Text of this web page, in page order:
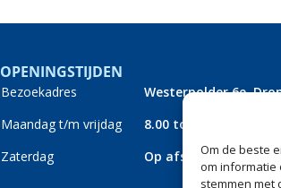
Om de beste
om informatie
stemmen met
OPENINGSTIJDEN
Bezoekadres
Westerpolder 6e,
Maandag t/m vrijdag
8.00 tot 17.00
Zaterdag
Op afspraak